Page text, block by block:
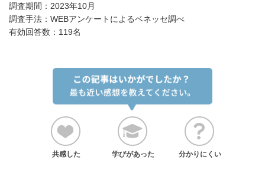
調査期間：2023年10月
調査手法：WEBアンケートによるベネッセ調べ
有効回答数：119名
共感した 学びがあった 分かりにくい